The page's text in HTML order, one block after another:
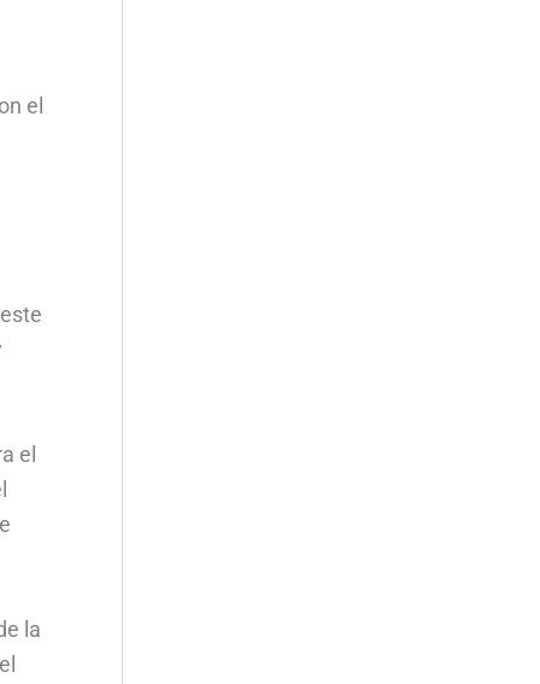
el
el
la